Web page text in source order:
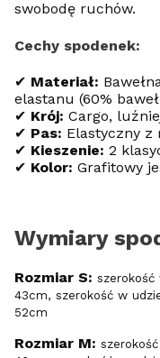
swobodę ruchów.
Cechy spodenek:
✔ Materiał:
elastanu (60%
✔ Krój: Cargo,
✔ Pas: Elastyczny z
✔ Kieszenie: 2
✔ Kolor: Grafitowy
Wymiary
Rozmiar S: szerokość
43cm, szerokość w
52cm
Rozmiar M: